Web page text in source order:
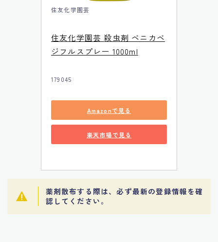
住友化学園芸
住友化学園芸 殺虫剤 ベニカベ
ジフルスプレー 1000ml
179045
Amazonで見る
楽天市場で見る
薬剤散布する際は、必ず最新の登録情報を確
認してください。